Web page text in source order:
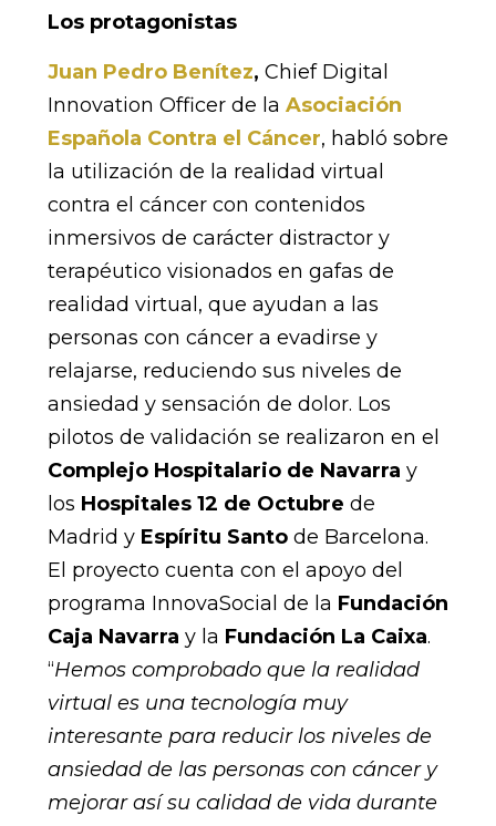
Los protagonistas
Juan Pedro Benítez, Chief Digital
Innovation Officer de la Asociación
Española Contra el Cáncer, habló sobre
la utilización de la realidad virtual
contra el cáncer con contenidos
inmersivos de carácter distractor y
terapéutico visionados en gafas de
realidad virtual, que ayudan a las
personas con cáncer a evadirse y
relajarse, reduciendo sus niveles de
ansiedad y sensación de dolor. Los
pilotos de validación se realizaron en el
Complejo Hospitalario de Navarra y
los Hospitales 12 de Octubre de
Madrid y Espíritu Santode Barcelona.
El proyecto cuenta con el apoyo del
programa InnovaSocial de la Fundación
Caja Navarra y la Fundación La Caixa.
“Hemos comprobado que la realidad
virtual es una tecnología muy
interesante para reducir los niveles de
ansiedad de las personas con cáncer y
mejorar así su calidad de vida durante